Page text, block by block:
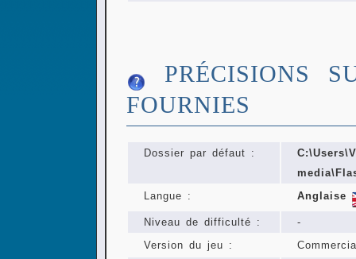
PRÉCISIONS
FOURNIES
Dossier par défaut :
Langue :
Anglaise
Niveau de difficulté :
-
Version du jeu :